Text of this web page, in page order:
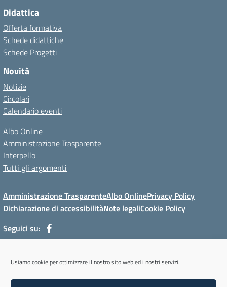
Usiamo cookie per ottimizzare il nostro sito web ed i nostri servizi.
Didattica
Offerta formativa
Schede didattiche
Schede Progetti
Novità
Notizie
Circolari
Calendario eventi
Albo Online
Amministrazione Trasparente
Interpello
Tutti gli argomenti
Amministrazione TrasparenteAlbo OnlinePrivacy Policy
Dichiarazione di accessibilitàNote legaliCookie Policy
Seguici su:
Via Mur di Cadola, 12 - 32100 Belluno (BL) - Tel 0437/31143 - Mail:
Codice meccanografico: BLMM08400L - Codice iPA: cpiabl - C.F.